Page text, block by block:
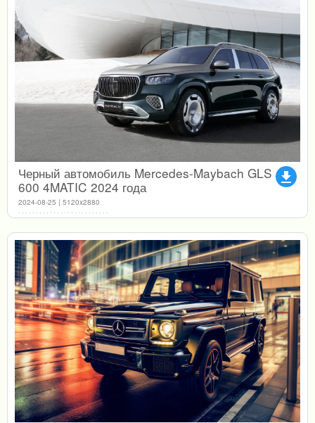
file_download
Черный автомобиль Mercedes-Maybach GLS
600 4MATIC 2024 года
2024-08-25 | 5120x2880